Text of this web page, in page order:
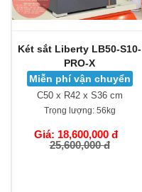
Két sắt Liberty LB50-S10-
PRO-X
Miễn phí vận chuyển
C50 x R42 x S36 cm
Trọng lượng:56kg
Giá: 18,600,000 đ
25,600,000 đ